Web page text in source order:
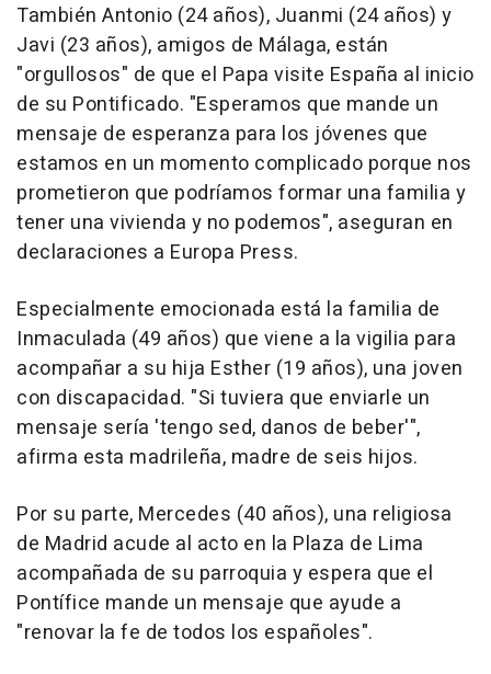
También Antonio (24 años), Juanmi (24 años) y
Javi (23 años), amigos de Málaga, están
"orgullosos" de que el Papa visite España al inicio
de su Pontificado. "Esperamos que mande un
mensaje de esperanza para los jóvenes que
estamos en un momento complicado porque nos
prometieron que podríamos formar una familia y
tener una vivienda y no podemos", aseguran en
declaraciones a Europa Press.
Especialmente emocionada está la familia de
Inmaculada (49 años) que viene a la vigilia para
acompañar a su hija Esther (19 años), una joven
con discapacidad. "Si tuviera que enviarle un
mensaje sería 'tengo sed, danos de beber'",
afirma esta madrileña, madre de seis hijos.
Por su parte, Mercedes (40 años), una religiosa
de Madrid acude al acto en la Plaza de Lima
acompañada de su parroquia y espera que el
Pontífice mande un mensaje que ayude a
"renovar la fe de todos los españoles".